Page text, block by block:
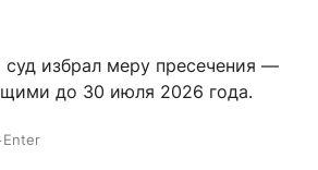
избрал меру пресечения —
до 30 июля 2026 года.